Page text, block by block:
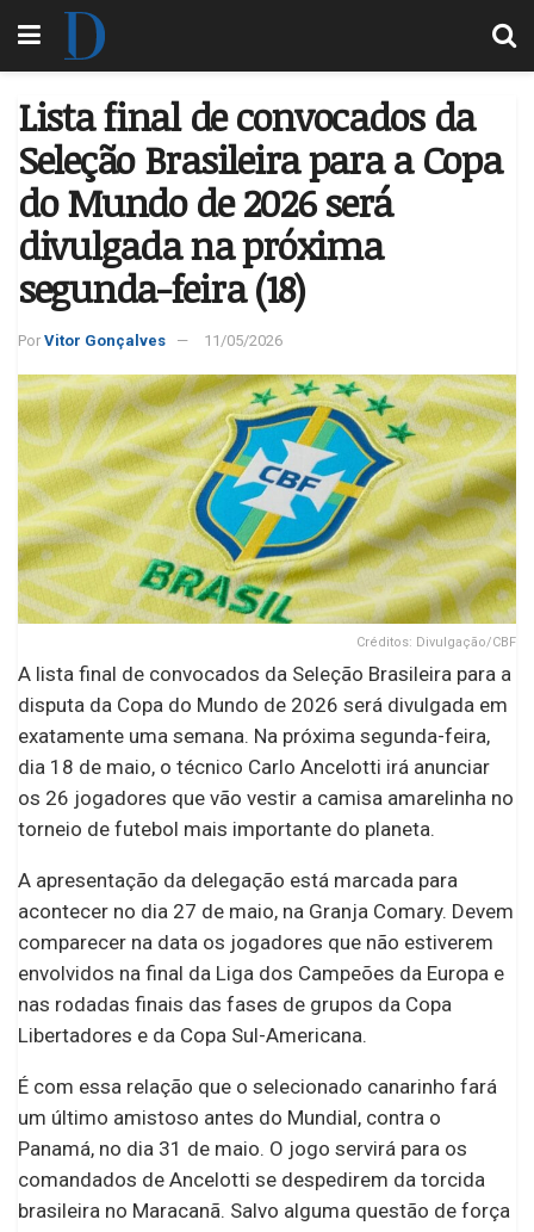
Lista final de convocados da
Seleção Brasileira para a Copa
do Mundo de 2026 será
divulgada na próxima
segunda-feira (18)
Por Vitor Gonçalves 11/05/2026
Créditos: Divulgação/CBF
A lista final de convocados da Seleção Brasileira para a
disputa da Copa do Mundo de 2026 será divulgada em
exatamente uma semana. Na próxima segunda-feira,
dia 18 de maio, o técnico Carlo Ancelotti irá anunciar
os 26 jogadores que vão vestir a camisa amarelinha no
torneio de futebol mais importante do planeta.
A apresentação da delegação está marcada para
acontecer no dia 27 de maio, na Granja Comary. Devem
comparecer na data os jogadores que não estiverem
envolvidos na final da Liga dos Campeões da Europa e
nas rodadas finais das fases de grupos da Copa
Libertadores e da Copa Sul-Americana.
É com essa relação que o selecionado canarinho fará
um último amistoso antes do Mundial, contra o
Panamá, no dia 31 de maio. O jogo servirá para os
comandados de Ancelotti se despedirem da torcida
brasileira no Maracanã. Salvo alguma questão de força